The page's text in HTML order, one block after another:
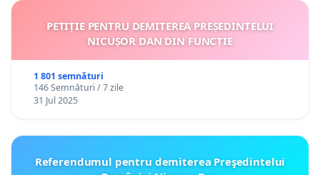
PETIȚIE PENTRU DEMITEREA PREȘEDINTELUI
NICUȘOR DAN DIN FUNCȚIE
1 801 semnături
146 Semnături / 7 zile
31 Jul 2025
Referendumul pentru demiterea Preşedintelui